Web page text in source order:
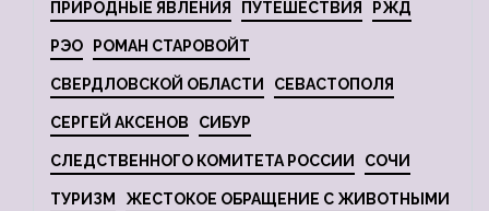
ПРИРОДНЫЕ ЯВЛЕНИЯ ПУТЕШЕСТВИЯ РЖД
РЭО РОМАН СТАРОВОЙТ
СВЕРДЛОВСКОЙ ОБЛАСТИ СЕВАСТОПОЛЯ
СЕРГЕЙ АКСЕНОВ СИБУР
СЛЕДСТВЕННОГО КОМИТЕТА РОССИИ СОЧИ
ТУРИЗМ ЖЕСТОКОЕ ОБРАЩЕНИЕ С ЖИВОТНЫМИ